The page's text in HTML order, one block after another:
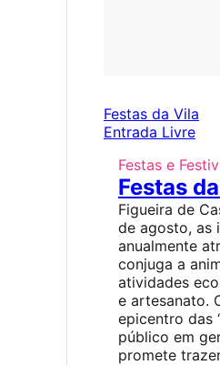
Festas da Vila
Entrada Livre
Festas e
Festas
Figueira de
de agosto, as
anualmente
conjuga a
atividades
e artesanato.
epicentro das
público em
promete